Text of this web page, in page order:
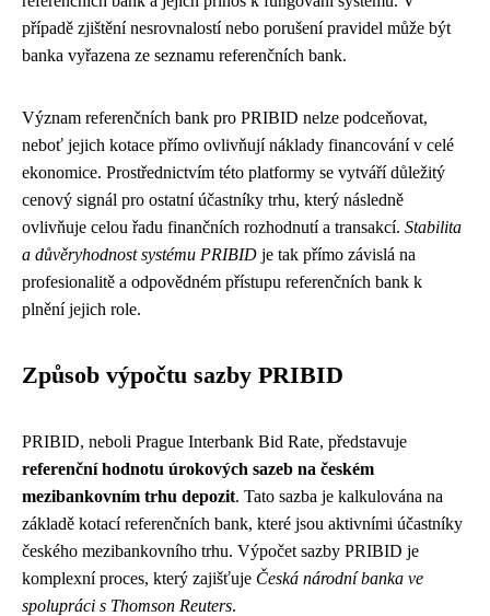
případě zjištění nesrovnalostí nebo porušení pravidel může být
banka vyřazena ze seznamu referenčních bank.
Význam referenčních bank pro PRIBID nelze podceňovat,
neboť jejich kotace přímo ovlivňují náklady financování v celé
ekonomice. Prostřednictvím této platformy se vytváří důležitý
cenový signál pro ostatní účastníky trhu, který následně
ovlivňuje celou řadu finančních rozhodnutí a transakcí. Stabilita
a důvěryhodnost systému PRIBID je tak přímo závislá na
profesionalitě a odpovědném přístupu referenčních bank k
plnění jejich role.
Způsob výpočtu sazby PRIBID
PRIBID, neboli Prague Interbank Bid Rate, představuje
referenční hodnotu úrokových sazeb na českém
mezibankovním trhu depozit. Tato sazba je kalkulována na
základě kotací referenčních bank, které jsou aktivními účastníky
českého mezibankovního trhu. Výpočet sazby PRIBID je
komplexní proces, který zajišťuje Česká národní banka ve
spolupráci s Thomson Reuters.